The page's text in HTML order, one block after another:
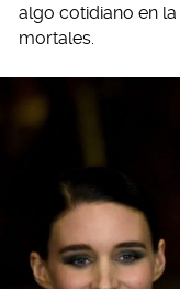
algo cotidiano en
mortales.